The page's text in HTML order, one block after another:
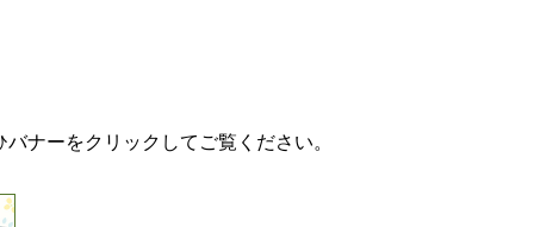
ナーをクリックしてご覧ください。